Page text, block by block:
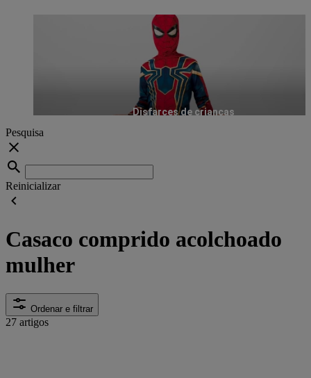
Disfarces de crianças
Pesquisa
Reinicializar
Casaco comprido acolchoado
mulher
Ordenar e filtrar
27 artigos